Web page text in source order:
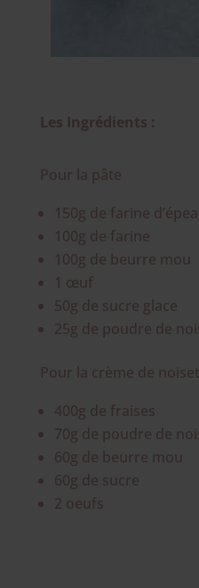
Les Ingrédients :
Pour la pâte
150g de farine
100g de farine
100g de beurre mou
1 œuf
50g de sucre glace
25g de poudre de
Pour la crème de
400g de fraises
70g de poudre de
60g de beurre mou
60g de sucre
2 oeufs